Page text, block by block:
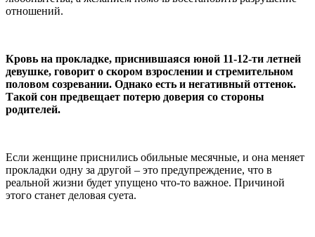
отношений.
Кровь на прокладке, приснившаяся юной 11-12-ти летней
девушке, говорит о скором взрослении и стремительном
половом созревании. Однако есть и негативный оттенок.
Такой сон предвещает потерю доверия со стороны
родителей.
Если женщине приснились обильные месячные, и она меняет
прокладки одну за другой – это предупреждение, что в
реальной жизни будет упущено что-то важное. Причиной
этого станет деловая суета.